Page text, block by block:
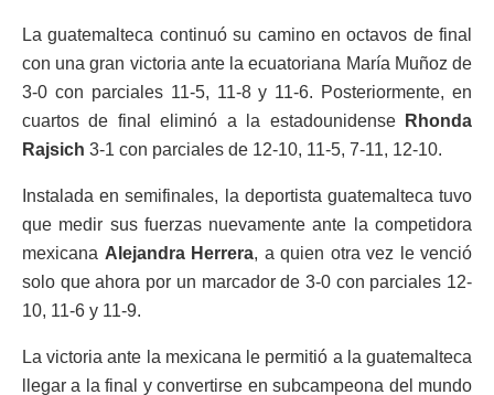
La guatemalteca continuó su camino en octavos de final
con una gran victoria ante la ecuatoriana María Muñoz de
3-0 con parciales 11-5, 11-8 y 11-6. Posteriormente, en
cuartos de final eliminó a la estadounidense
Rhonda
Rajsich 3-1 con parciales de 12-10, 11-5, 7-11, 12-10.
Instalada en semifinales, la deportista guatemalteca tuvo
que medir sus fuerzas nuevamente ante la competidora
mexicana Alejandra Herrera, a quien otra vez le venció
solo que ahora por un marcador de 3-0 con parciales 12-
10, 11-6 y 11-9.
La victoria ante la mexicana le permitió a la guatemalteca
llegar a la final y convertirse en subcampeona del mundo